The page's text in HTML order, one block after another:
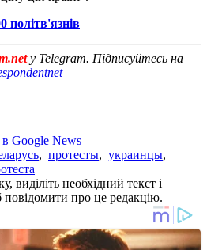
політв'язнів
у Telegram. Підписуйтесь на
Google News
, протесты, украинцы,
необхідний текст і
про це редакцію.